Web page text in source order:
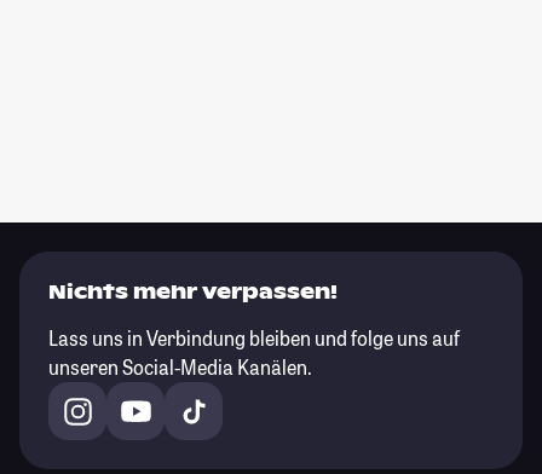
Nichts mehr verpassen!
Lass uns in Verbindung bleiben und folge uns auf
unseren Social-Media Kanälen.